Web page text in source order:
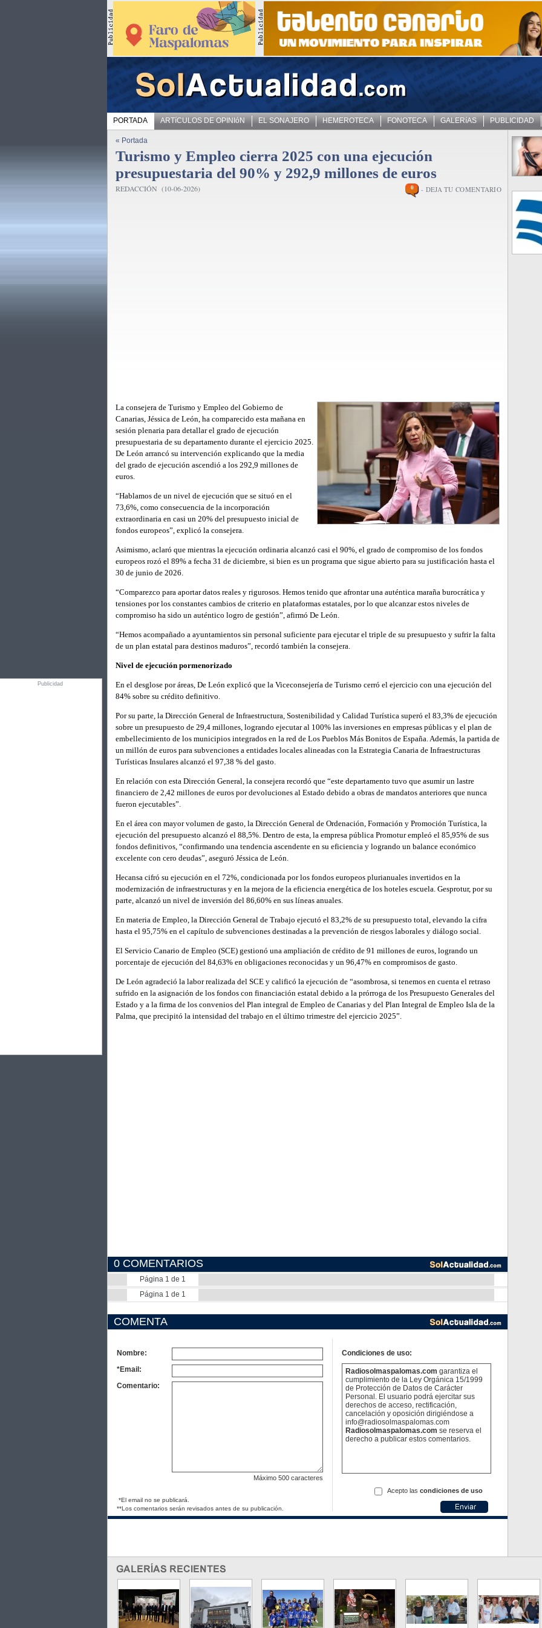
Publicidad
PORTADA
ARTíCULOS DE OPINIóN EL SONAJERO HEMEROTECA FONOTECA GALERíAS PUBLICIDAD
« Portada
Turismo y Empleo cierra 2025 con una ejecución
presupuestaria del 90% y 292,9 millones de euros
REDACCIÓN (10-06-2026) 0 - DEJA TU COMENTARIO
La consejera de Turismo y Empleo del Gobierno de
Canarias, Jéssica de León, ha comparecido esta mañana en
sesión plenaria para detallar el grado de ejecución
presupuestaria de su departamento durante el ejercicio 2025.
De León arrancó su intervención explicando que la media
del grado de ejecución ascendió a los 292,9 millones de
euros.
“Hablamos de un nivel de ejecución que se situó en el
73,6%, como consecuencia de la incorporación
extraordinaria en casi un 20% del presupuesto inicial de
fondos europeos”, explicó la consejera.
Asimismo, aclaró que mientras la ejecución ordinaria alcanzó casi el 90%, el grado de compromiso de los fondos
europeos rozó el 89% a fecha 31 de diciembre, si bien es un programa que sigue abierto para su justificación hasta el
30 de junio de 2026.
“Comparezco para aportar datos reales y rigurosos. Hemos tenido que afrontar una auténtica maraña burocrática y
tensiones por los constantes cambios de criterio en plataformas estatales, por lo que alcanzar estos niveles de
compromiso ha sido un auténtico logro de gestión”, afirmó De León.
“Hemos acompañado a ayuntamientos sin personal suficiente para ejecutar el triple de su presupuesto y sufrir la falta
de un plan estatal para destinos maduros”, recordó también la consejera.
Nivel de ejecución pormenorizado
En el desglose por áreas, De León explicó que la Viceconsejería de Turismo cerró el ejercicio con una ejecución del
84% sobre su crédito definitivo.
Por su parte, la Dirección General de Infraestructura, Sostenibilidad y Calidad Turística superó el 83,3% de ejecución
sobre un presupuesto de 29,4 millones, logrando ejecutar al 100% las inversiones en empresas públicas y el plan de
embellecimiento de los municipios integrados en la red de Los Pueblos Más Bonitos de España. Además, la partida de
un millón de euros para subvenciones a entidades locales alineadas con la Estrategia Canaria de Infraestructuras
Turísticas Insulares alcanzó el 97,38 % del gasto.
En relación con esta Dirección General, la consejera recordó que “este departamento tuvo que asumir un lastre
financiero de 2,42 millones de euros por devoluciones al Estado debido a obras de mandatos anteriores que nunca
fueron ejecutables”.
En el área con mayor volumen de gasto, la Dirección General de Ordenación, Formación y Promoción Turística, la
ejecución del presupuesto alcanzó el 88,5%. Dentro de esta, la empresa pública Promotur empleó el 85,95% de sus
fondos definitivos, “confirmando una tendencia ascendente en su eficiencia y logrando un balance económico
excelente con cero deudas”, aseguró Jéssica de León.
Hecansa cifró su ejecución en el 72%, condicionada por los fondos europeos plurianuales invertidos en la
modernización de infraestructuras y en la mejora de la eficiencia energética de los hoteles escuela. Gesprotur, por su
parte, alcanzó un nivel de inversión del 86,60% en sus líneas anuales.
En materia de Empleo, la Dirección General de Trabajo ejecutó el 83,2% de su presupuesto total, elevando la cifra
hasta el 95,75% en el capítulo de subvenciones destinadas a la prevención de riesgos laborales y diálogo social.
El Servicio Canario de Empleo (SCE) gestionó una ampliación de crédito de 91 millones de euros, logrando un
porcentaje de ejecución del 84,63% en obligaciones reconocidas y un 96,47% en compromisos de gasto.
De León agradeció la labor realizada del SCE y calificó la ejecución de “asombrosa, si tenemos en cuenta el retraso
sufrido en la asignación de los fondos con financiación estatal debido a la prórroga de los Presupuesto Generales del
Estado y a la firma de los convenios del Plan integral de Empleo de Canarias y del Plan Integral de Empleo Isla de la
Palma, que precipitó la intensidad del trabajo en el último trimestre del ejercicio 2025”.
0 COMENTARIOS
Página 1 de 1
Página 1 de 1
COMENTA
Nombre:
*Email:
Comentario:
Máximo 500 caracteres
*El email no se publicará.
**Los comentarios serán revisados antes de su publicación.
Condiciones de uso:
Radiosolmaspalomas.com garantiza el
cumplimiento de la Ley Orgánica 15/1999
de Protección de Datos de Carácter
Personal. El usuario podrá ejercitar sus
derechos de acceso, rectificación,
cancelación y oposición dirigiéndose a
info@radiosolmaspalomas.com
Radiosolmaspalomas.com se reserva el
derecho a publicar estos comentarios.
Acepto las condiciones de uso